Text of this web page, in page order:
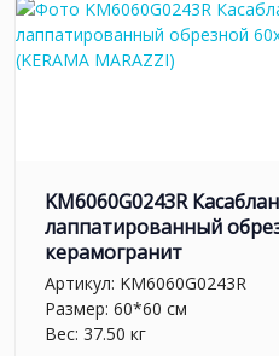
KM6060G0243R
лаппатированный
керамогранит
Артикул: KM6060G0243R
Размер: 60*60 см
Вес: 37.50 кг